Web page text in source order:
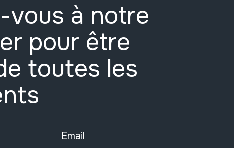
vous à notre
pour être
toutes les
Email